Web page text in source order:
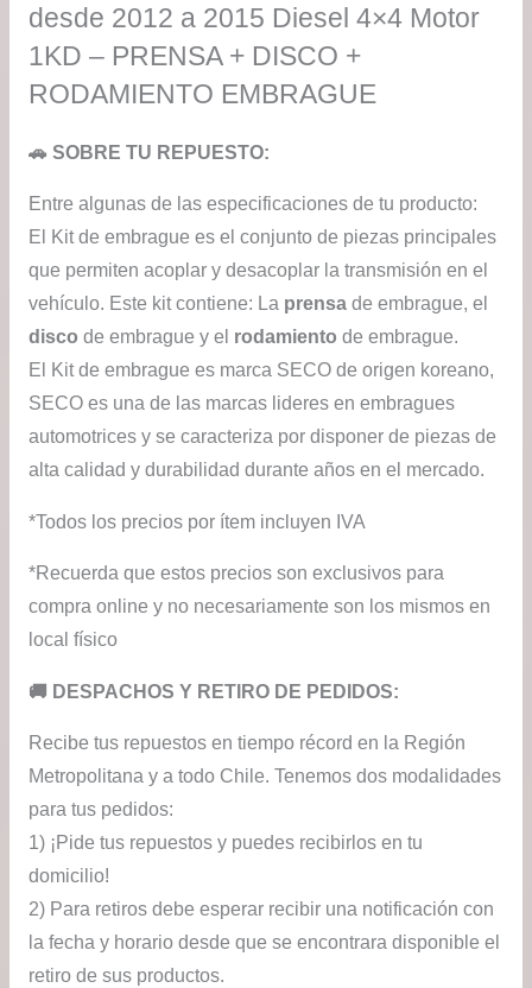
desde 2012 a 2015 Diesel 4×4 Motor
1KD – PRENSA + DISCO +
RODAMIENTO EMBRAGUE
🚗 SOBRE TU REPUESTO:
Entre algunas de las especificaciones de tu producto:
El Kit de embrague es el conjunto de piezas principales
que permiten acoplar y desacoplar la transmisión en el
vehículo. Este kit contiene: La prensade embrague, el
disco de embrague y el rodamiento de embrague.
El Kit de embrague es marca SECO de origen koreano,
SECO es una de las marcas lideres en embragues
automotrices y se caracteriza por disponer de piezas de
alta calidad y durabilidad durante años en el mercado.
*Todos los precios por ítem incluyen IVA
*Recuerda que estos precios son exclusivos para
compra online y no necesariamente son los mismos en
local físico
​🚚​ DESPACHOS Y RETIRO DE PEDIDOS:
Recibe tus repuestos en tiempo récord en la Región
Metropolitana y a todo Chile. Tenemos dos modalidades
para tus pedidos:
1) ¡Pide tus repuestos y puedes recibirlos en tu
domicilio!
2) Para retiros debe esperar recibir una notificación con
la fecha y horario desde que se encontrara disponible el
retiro de sus productos.